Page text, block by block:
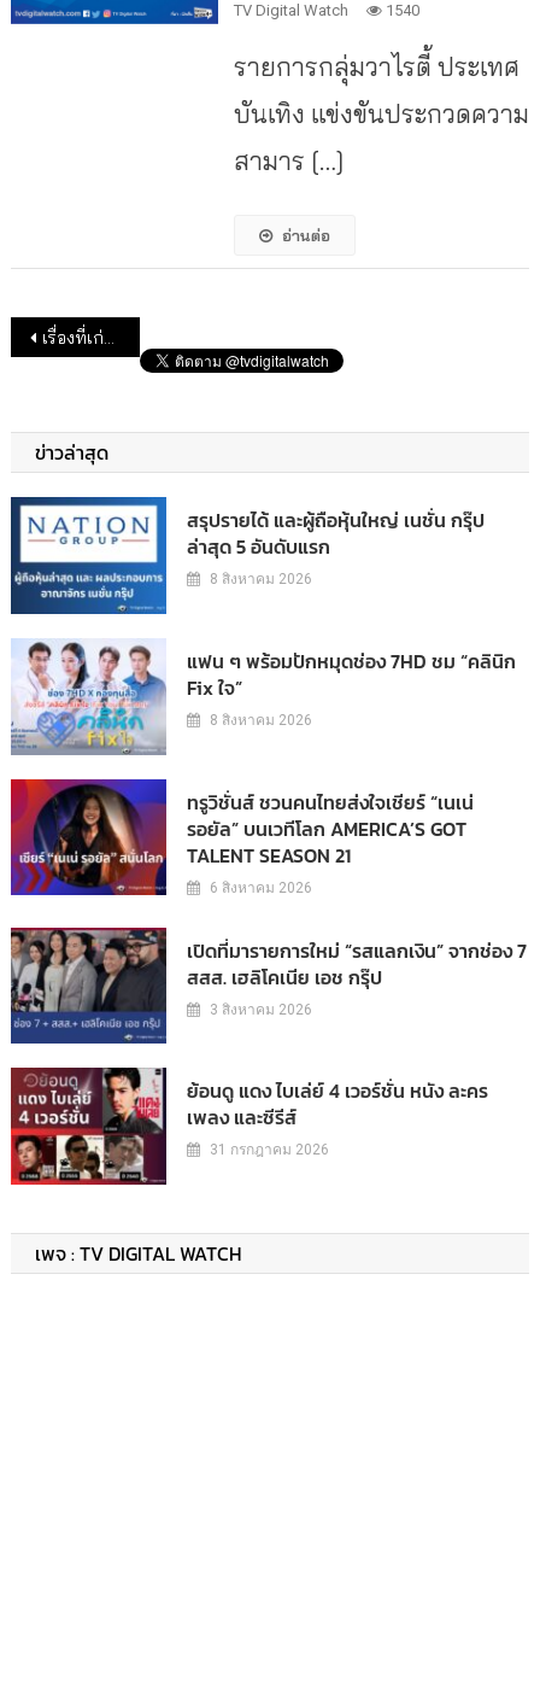
TV Digital Watch
1540
รายการกลุ่มวาไรตี้ ประเทศ
บันเทิง แข่งขันประกวดความ
สามาร […]
อ่านต่อ
แนะแนวเรื่อง
เรื่องที่เก่ากว่า
ข่าวล่าสุด
สรุปรายได้ และผู้ถือหุ้นใหญ่ เนชั่น กรุ๊ป
ล่าสุด 5 อันดับแรก
8 สิงหาคม 2026
แฟน ๆ พร้อมปักหมุดช่อง 7HD ชม “คลินิก
Fix ใจ”
8 สิงหาคม 2026
ทรูวิชั่นส์ ชวนคนไทยส่งใจเชียร์ “เนเน่
รอยัล” บนเวทีโลก AMERICA’S GOT
TALENT SEASON 21
6 สิงหาคม 2026
เปิดที่มารายการใหม่ “รสแลกเงิน” จากช่อง 7
สสส. เฮลิโคเนีย เอช กรุ๊ป
3 สิงหาคม 2026
ย้อนดู แดง ไบเล่ย์ 4 เวอร์ชั่น หนัง ละคร
เพลง และซีรีส์
31 กรกฎาคม 2026
เพจ : TV DIGITAL WATCH